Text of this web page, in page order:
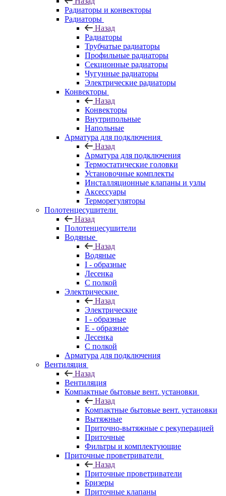
Радиаторы и конвекторы
Радиаторы
Назад
Радиаторы
Трубчатые радиаторы
Профильные радиаторы
Секционные радиаторы
Чугунные радиаторы
Электрические радиаторы
Конвекторы
Назад
Конвекторы
Внутрипольные
Напольные
Арматура для подключения
Назад
Арматура для подключения
Термостатические головки
Установочные комплекты
Инсталляционные клапаны и узлы
Аксессуары
Терморегуляторы
Полотенцесушители
Назад
Полотенцесушители
Водяные
Назад
Водяные
I - образные
Лесенка
С полкой
Электрические
Назад
Электрические
I - образные
E - образные
Лесенка
С полкой
Арматура для подключения
Вентиляция
Назад
Вентиляция
Компактные бытовые вент. установки
Назад
Компактные бытовые вент. установки
Вытяжные
Приточно-вытяжные с рекуперацией
Приточные
Фильтры и комплектующие
Приточные проветриватели
Назад
Приточные проветриватели
Бризеры
Приточные клапаны